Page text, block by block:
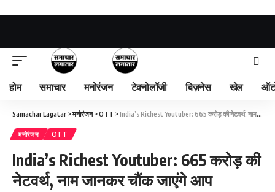
होम समाचार मनोरंजन टेक्नोलॉजी बिज़नेस खेल
Samachar Lagatar >मनोरंजन>OTT >India’s Richest Youtuber: 665 करोड़ की नेटवर्थ, नाम जानकर चौंक जाएंगे आप
मनोरंजन OTT
India’s Richest Youtuber: 665 करोड़ की
नेटवर्थ, नाम जानकर चौंक जाएंगे आप